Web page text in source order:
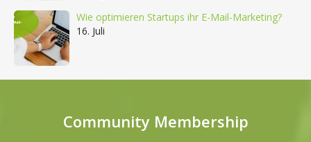
Wie optimieren Startups ihr E-Mail-Marketing?
16. Juli
Community Membership